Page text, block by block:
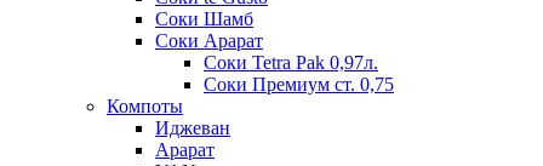
Соки Шамб
Соки Арарат
Соки Tetra Pak 0,97л.
Соки Премиум ст. 0,75
Компоты
Иджеван
Арарат